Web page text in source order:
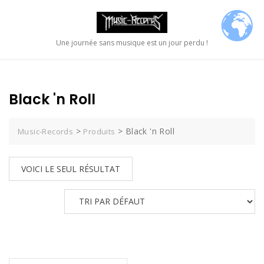
Une journée sans musique est un jour perdu !
Black 'n Roll
Music-Records > Produits > Black 'n Roll
VOICI LE SEUL RÉSULTAT